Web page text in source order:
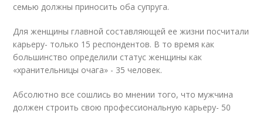
семью должны приносить оба супруга.
Для женщины главной составляющей ее жизни посчитали
карьеру- только 15 респондентов. В то время как
большинство определили статус женщины как
«хранительницы очага» - 35 человек.
Абсолютно все сошлись во мнении того, что мужчина
должен строить свою профессиональную карьеру- 50